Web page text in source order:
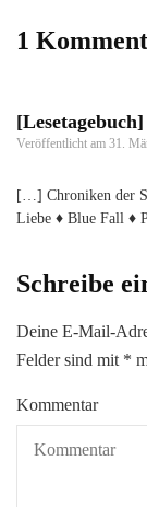
1
Veröffentlicht am 31.
[…] Chroniken der
Liebe ♦ Blue Fall ♦
Schreibe
Deine E-Mail-
Felder sind mit *
Kommentar